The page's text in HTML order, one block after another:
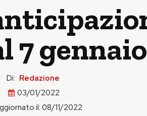
7
Di: Redazione
03/01/2022
il:08/11/2022